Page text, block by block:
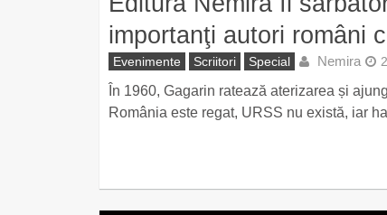
importanţi autori români
Evenimente Scriitori Special Nemira
În 1960, Gagarin ratează aterizarea și
România este regat, URSS nu există, iar